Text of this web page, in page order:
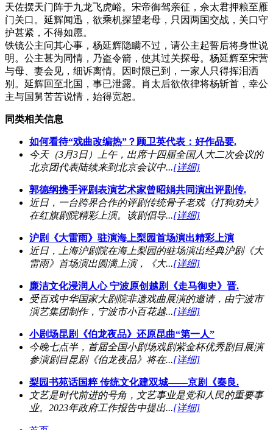
天佐摆天门阵于九龙飞虎峪。宋帝御驾亲征，佘太君押粮至雁
门关口。延辉闻迅，欲乘机探望老母，只因两国交战，关口守
护甚紧，不得如愿。
铁镜公主问其心事，杨延辉隐瞒不过，请公主起誓后将身世说
明。公主甚为同情，乃盗令箭，使其过关探母。杨延辉至宋营
与母、妻会见，细诉离情。因时限已到，一家人只得挥泪洒
别。延辉回至北国，事已泄露。肖太后欲依律将杨斩首，幸公
主与国舅苦苦说情，始得宽恕。
同类相关信息
如何看待“戏曲改编热”？顾卫英代表：好作品要.
今天（3月3日）上午，出席十四届全国人大二次会议的
北京团代表陆续来到北京会议中...[详细]
郭德纲携手评剧表演艺术家曾昭娟共同演出评剧传.
近日，一台跨界合作的评剧传统骨子老戏《打狗劝夫》
在红旗剧院精彩上演。该剧倡导...[详细]
沪剧《大雷雨》驻演海上梨园首场演出精彩上演
近日，上海沪剧院在海上梨园的驻场演出经典沪剧《大
雷雨》首场演出圆满上演，《大...[详细]
廉洁文化浸润人心 宁波原创越剧《走马御史》晋.
受百戏中华国家大剧院非遗戏曲展演的邀请，由宁波市
演艺集团制作，宁波市小百花越...[详细]
小剧场昆剧《伯龙夜品》还原昆曲“第一人”
今晚七点半，首届全国小剧场戏剧紫金杯优秀剧目展演
参演剧目昆剧《伯龙夜品》将在...[详细]
梨园书苑话国粹 传统文化建双城——京剧《秦良.
文艺是时代前进的号角，文艺事业是党和人民的重要事
业。2023年政府工作报告中提出...[详细]